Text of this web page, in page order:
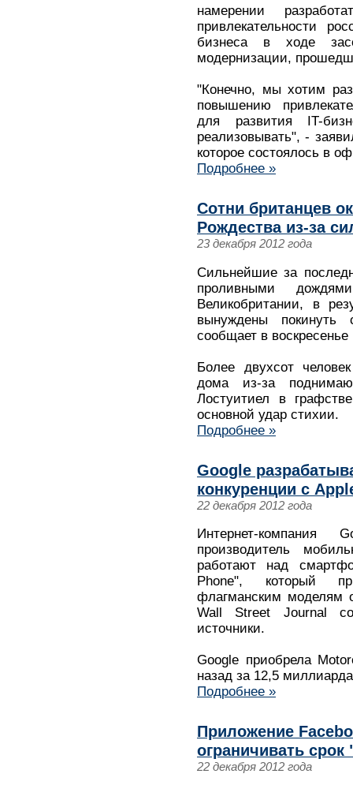
намерении
привлекательности
бизнеса в ходе
модернизации,
"Конечно, мы хотим
повышению
для развития IT-
реализовывать", -
которое состоялось в
Подробнее »
Сотни британцев
Рождества из-за
23 декабря 2012 года
Сильнейшие за
проливными
Великобритании, в
вынуждены покинуть
сообщает в воскресенье
Более двухсот
дома из-за
Лостуитиел в
основной удар стихии.
Подробнее »
Google
конкуренции с
22 декабря 2012 года
Интернет-
производитель
работают над
Phone", который
флагманским моделям
Wall Street Journal
источники.
Google приобрела
назад за 12,5
Подробнее »
Приложение
ограничивать
22 декабря 2012 года